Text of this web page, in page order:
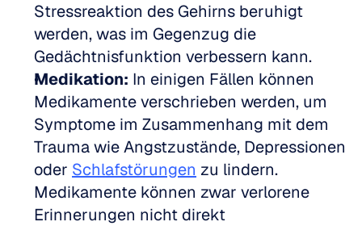
Stressreaktion des Gehirns beruhigt
werden, was im Gegenzug die
Gedächtnisfunktion verbessern kann.
Medikation: In einigen Fällen können
Medikamente verschrieben werden, um
Symptome im Zusammenhang mit dem
Trauma wie Angstzustände, Depressionen
oder Schlafstörungen zu lindern.
Medikamente können zwar verlorene
Erinnerungen nicht direkt